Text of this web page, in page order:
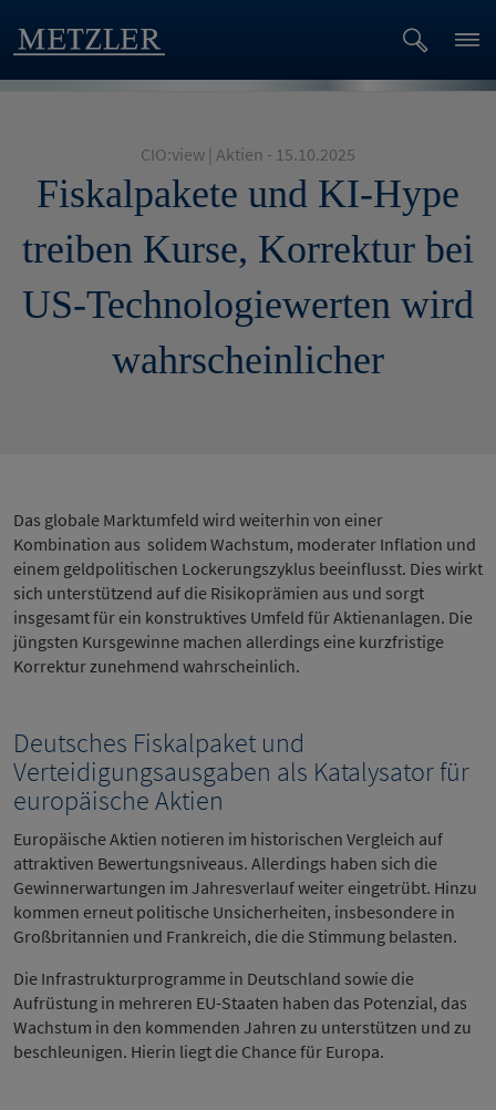
CIO:view | Aktien - 15.10.2025
Fiskalpakete und KI-Hype
treiben Kurse, Korrektur bei
US-Technologiewerten wird
wahrscheinlicher
Das globale Marktumfeld wird weiterhin von einer
Kombination aus solidem Wachstum, moderater Inflation und
einem geldpolitischen Lockerungszyklus beeinflusst. Dies wirkt
sich unterstützend auf die Risikoprämien aus und sorgt
insgesamt für ein konstruktives Umfeld für Aktienanlagen. Die
jüngsten Kursgewinne machen allerdings eine kurzfristige
Korrektur zunehmend wahrscheinlich.
Deutsches Fiskalpaket und
Verteidigungsausgaben als Katalysator für
europäische Aktien
Europäische Aktien notieren im historischen Vergleich auf
attraktiven Bewertungsniveaus. Allerdings haben sich die
Gewinnerwartungen im Jahresverlauf weiter eingetrübt. Hinzu
kommen erneut politische Unsicherheiten, insbesondere in
Großbritannien und Frankreich, die die Stimmung belasten.
Die Infrastrukturprogramme in Deutschland sowie die
Aufrüstung in mehreren EU-Staaten haben das Potenzial, das
Wachstum in den kommenden Jahren zu unterstützen und zu
beschleunigen. Hierin liegt die Chance für Europa.